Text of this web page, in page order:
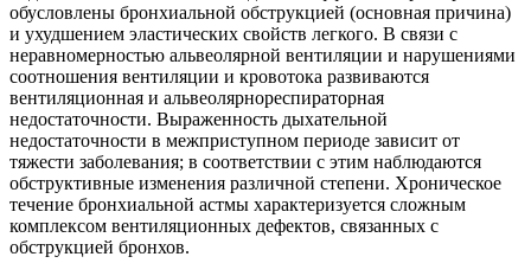
обусловлены бронхиальной обструкцией (основная причина)
и ухудшением эластических свойств легкого. В связи с
неравномерностью альвеолярной вентиляции и нарушениями
соотношения вентиляции и кровотока развиваются
вентиляционная и альвеолярнореспираторная
недостаточности. Выраженность дыхательной
недостаточности в межприступном периоде зависит от
тяжести заболевания; в соответствии с этим наблюдаются
обструктивные изменения различной степени. Хроническое
течение бронхиальной астмы характеризуется сложным
комплексом вентиляционных дефектов, связанных с
обструкцией бронхов.